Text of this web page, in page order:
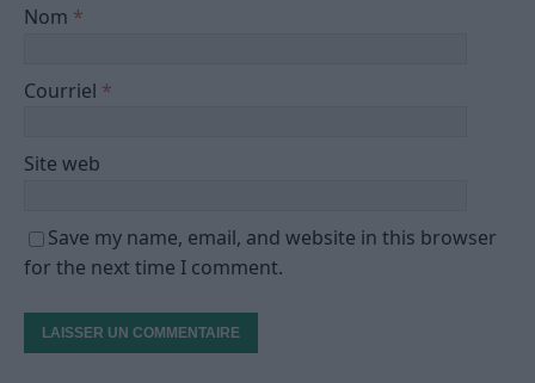
Nom *
Courriel *
Site web
Save my name, email, and website in this browser
for the next time I comment.